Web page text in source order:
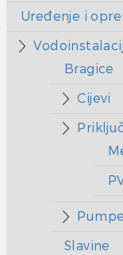
Uređenje i
Bragice
Cijevi
Pumpe
Slavine